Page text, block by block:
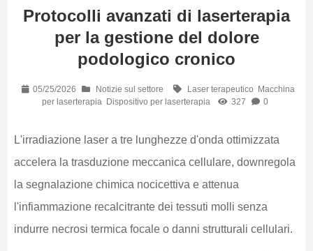
Protocolli avanzati di laserterapia
per la gestione del dolore
podologico cronico
05/25/2026 Notizie sul settore Laser terapeutico Macchina
per laserterapia Dispositivo per laserterapia 327 0
L'irradiazione laser a tre lunghezze d'onda ottimizzata
accelera la trasduzione meccanica cellulare, downregola
la segnalazione chimica nocicettiva e attenua
l'infiammazione recalcitrante dei tessuti molli senza
indurre necrosi termica focale o danni strutturali cellulari.